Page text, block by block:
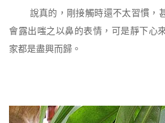
說真的，剛接觸時還不太習慣，
會露出嗤之以鼻的表情，可是靜下心
家都是盡興而歸。